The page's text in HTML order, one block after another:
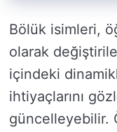
Bölük isimleri,
olarak
içindeki
ihtiyaçlarını
güncelleyebilir.